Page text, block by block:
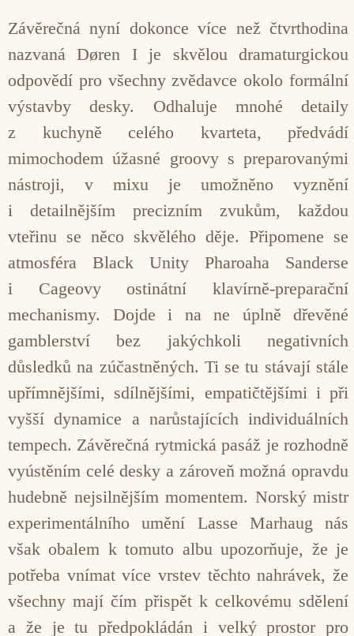
Závěrečná nyní dokonce více než čtvrthodina
nazvaná Døren I je skvělou dramaturgickou
odpovědí pro všechny zvědavce okolo formální
výstavby desky. Odhaluje mnohé detaily
z kuchyně celého kvarteta, předvádí
mimochodem úžasné groovy s preparovanými
nástroji, v mixu je umožněno vyznění
i detailnějším precizním zvukům, každou
vteřinu se něco skvělého děje. Připomene se
atmosféra Black Unity Pharoaha Sanderse
i Cageovy ostinátní klavírně-preparační
mechanismy. Dojde i na ne úplně dřevěné
gamblerství bez jakýchkoli negativních
důsledků na zúčastněných. Ti se tu stávají stále
upřímnějšími, sdílnějšími, empatičtějšími i při
vyšší dynamice a narůstajících individuálních
tempech. Závěrečná rytmická pasáž je rozhodně
vyústěním celé desky a zároveň možná opravdu
hudebně nejsilnějším momentem. Norský mistr
experimentálního umění Lasse Marhaug nás
však obalem k tomuto albu upozorňuje, že je
potřeba vnímat více vrstev těchto nahrávek, že
všechny mají čím přispět k celkovému sdělení
a že je tu předpokládán i velký prostor pro